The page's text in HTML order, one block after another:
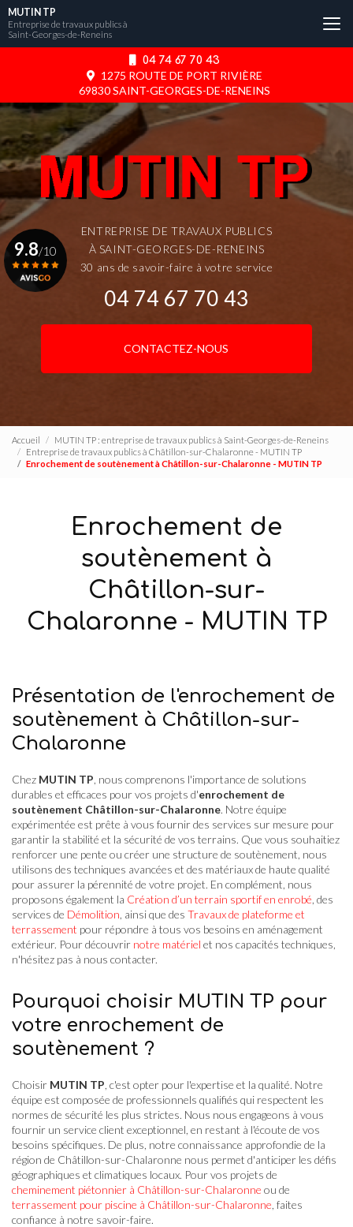
Aller
au
contenu
04 74 67 70 43
1275 ROUTE DE PORT RIVIÈRE
69830 SAINT-GEORGES-DE-RENEINS
MUTIN TP
Entreprise de travaux publics à
Saint-Georges-de-Reneins
ENTREPRISE DE TRAVAUX PUBLICS
À SAINT-GEORGES-DE-RENEINS
30 ans de savoir-faire à votre service
04 74 67 70 43
CONTACTEZ-NOUS
9.8/10
Accueil
MUTIN TP : entreprise de travaux publics à Saint-Georges-de-Reneins
Entreprise de travaux publics à Châtillon-sur-Chalaronne - MUTIN TP
Enrochement de soutènement à Châtillon-sur-Chalaronne - MUTIN TP
Enrochement de
soutènement à
Châtillon-sur-
Chalaronne - MUTIN TP
Présentation de l'enrochement de
soutènement à Châtillon-sur-
Chalaronne
Chez MUTIN TP , nous comprenons l'importance de solutions
durables et efficaces pour vos projets d'enrochement de
soutènement Châtillon-sur-Chalaronne. Notre équipe
expérimentée est prête à vous fournir des services sur mesure pour
garantir la stabilité et la sécurité de vos terrains. Que vous souhaitiez
renforcer une pente ou créer une structure de soutènement, nous
utilisons des techniques avancées et des matériaux de haute qualité
pour assurer la pérennité de votre projet. En complément, nous
proposons également la Création d’un terrain sportif en enrobé , des
services de Démolition , ainsi que des Travaux de plateforme et
terrassement pour répondre à tous vos besoins en aménagement
extérieur. Pour découvrir notre matériel et nos capacités techniques,
n'hésitez pas à nous contacter.
Pourquoi choisir MUTIN TP pour
votre enrochement de
soutènement ?
Choisir MUTIN TP , c'est opter pour l'expertise et la qualité. Notre
équipe est composée de professionnels qualifiés qui respectent les
normes de sécurité les plus strictes. Nous nous engageons à vous
fournir un service client exceptionnel, en restant à l'écoute de vos
besoins spécifiques. De plus, notre connaissance approfondie de la
région de Châtillon-sur-Chalaronne nous permet d'anticiper les défis
géographiques et climatiques locaux. Pour vos projets de
cheminement piétonnier à Châtillon-sur-Chalaronne ou de
terrassement pour piscine à Châtillon-sur-Chalaronne , faites
confiance à notre savoir-faire.